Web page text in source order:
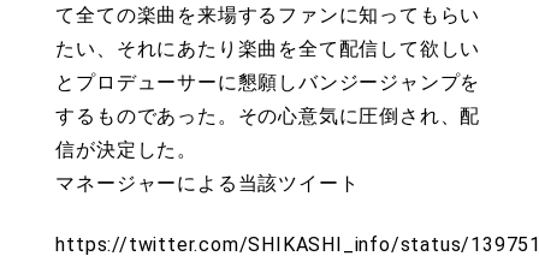
て全ての楽曲を来場するファンに知ってもらい
たい、それにあたり楽曲を全て配信して欲しい
とプロデューサーに懇願しバンジージャンプを
するものであった。その心意気に圧倒され、配
信が決定した。
マネージャーによる当該ツイート
https://twitter.com/SHIKASHI_info/status/